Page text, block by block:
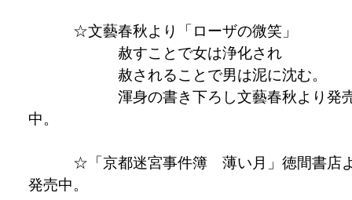
☆文藝春秋より「ローザの微笑」
赦すことで女は浄化され
赦されることで男は泥に沈む。
渾身の書き下ろし文藝春秋より発
中。
☆「京都迷宮事件簿 薄い月」徳間書店
発売中。